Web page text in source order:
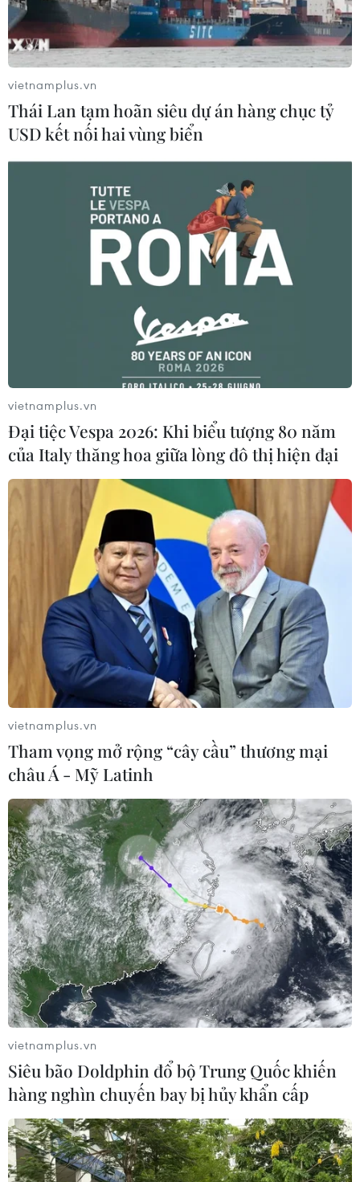
Quảng Ninh: Sét đánh đúng mũi tàu làm
một ngư dân tử vong
Trưa 29/7, sét đã đánh chết một ngư dân khi người này
đang trên đường trở về nhà sau buổi khai thác hải sản
trên vùng biển Quan Lạn ở khu vực Đầu Gót (huyện Vân
Những cách phòng tránh sét và sơ
cứu khi bị sét đánh
19/08/2019 02:04
Khi gặp trường hợp có người bị sét đánh, nếu nạn nhân
vẫn tỉnh thì chỉ cần ủ ấm, cho uống ít rượu (khoảng
20ml) và nước trà đường nóng; sau đó đưa đến cơ sở y
tế gần nhất để được cấp cứu kịp thời.
vietnamplus.vn
Thái Lan tạm hoãn siêu dự án hàng chục tỷ
USD kết nối hai vùng biển
vietnamplus.vn
Đại tiệc Vespa 2026: Khi biểu tượng 80 năm
của Italy thăng hoa giữa lòng đô thị hiện đại
vietnamplus.vn
Tham vọng mở rộng “cây cầu” thương mại
châu Á - Mỹ Latinh
vietnamplus.vn
Siêu bão Doldphin đổ bộ Trung Quốc khiến
hàng nghìn chuyến bay bị hủy khẩn cấp